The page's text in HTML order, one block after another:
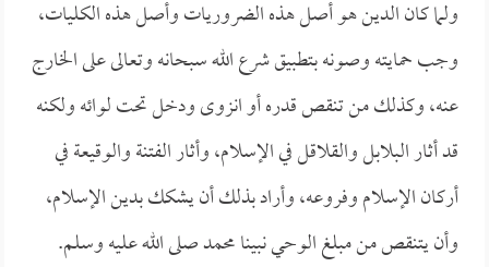
ولما كان الدين هو أصل هذه الضروريات وأصل هذه الكليات،
وجب حمايته وصونه بتطبيق شرع الله سبحانه وتعالى على الخارج
عنه، وكذلك من تنقص قدره أو انزوى ودخل تحت لوائه ولكنه
قد أثار البلابل والقلاقل في الإسلام، وأثار الفتنة والوقيعة في
أركان الإسلام وفروعه، وأراد بذلك أن يشكك بدين الإسلام،
وأن يتنقص من مبلغ الوحي نبينا محمد صلى الله عليه وسلم.